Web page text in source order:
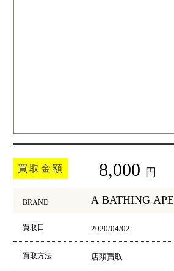
買取金額 8,000 円
BRAND A BATHING APE
買取日 2020/04/02
買取方法 店頭買取